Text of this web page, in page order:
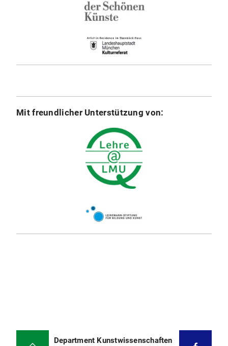
Mit freundlicher Unterstützung von:
Department Kunstwissenschaften